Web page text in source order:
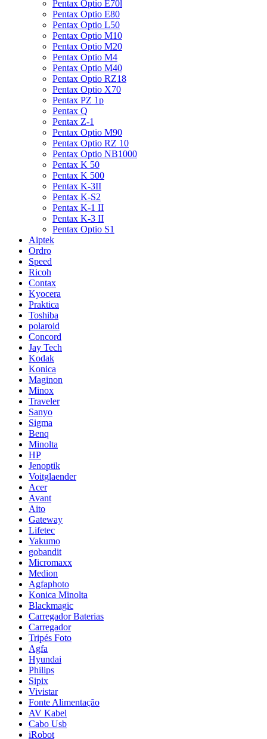
Pentax Optio E70l
Pentax Optio E80
Pentax Optio L50
Pentax Optio M10
Pentax Optio M20
Pentax Optio M4
Pentax Optio M40
Pentax Optio RZ18
Pentax Optio X70
Pentax PZ 1p
Pentax Q
Pentax Z-1
Pentax Optio M90
Pentax Optio RZ 10
Pentax Optio NB1000
Pentax K 50
Pentax K 500
Pentax K-3II
Pentax K-S2
Pentax K-1 II
Pentax K-3 II
Pentax Optio S1
Aiptek
Ordro
Speed
Ricoh
Contax
Kyocera
Praktica
Toshiba
polaroid
Concord
Jay Tech
Kodak
Konica
Maginon
Minox
Traveler
Sanyo
Sigma
Benq
Minolta
HP
Jenoptik
Voitglaender
Acer
Avant
Aito
Gateway
Lifetec
Yakumo
gobandit
Micromaxx
Medion
Agfaphoto
Konica Minolta
Blackmagic
Carregador Baterias
Carregador
Tripés Foto
Agfa
Hyundai
Philips
Sipix
Vivistar
Fonte Alimentação
AV Kabel
Cabo Usb
iRobot